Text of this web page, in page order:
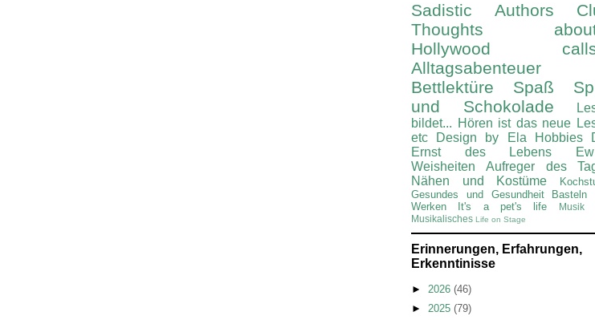
Sadistic Authors
Thoughts
Hollywood
Alltagsabenteuer
Bettlektüre
Spaß
und Schokolade
bildet... Hören ist das neue
etc
Design by Ela Hobbies
Ernst des Lebens
Weisheiten
Aufreger des
Nähen und Kostüme
Gesundes und Gesundheit
Basteln
Werken
It's a pet's life
Musik
Musikalisches Life on Stage
Erinnerungen, Erfahrungen,
Erkenntinisse
► 2026 (46)
► 2025 (79)